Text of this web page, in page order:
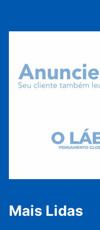
Mais Lidas